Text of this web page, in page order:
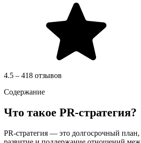
4.5 – 418 отзывов
Содержание
Что такое PR-стратегия?
PR-стратегия — это долгосрочный